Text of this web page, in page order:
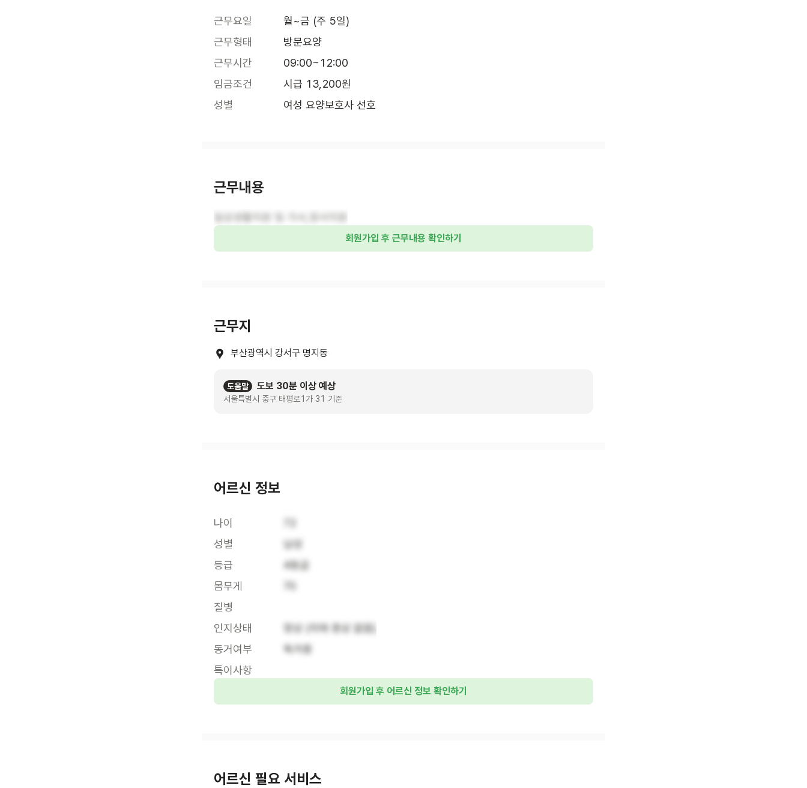
근무요일
월~금 (주 5일)
근무형태
방문요양
근무시간
09:00~12:00
임금조건
시급 13,200원
성별
여성 요양보호사 선호
근무내용
회원가입 후 근무내용 확인하기
근무지
부산광역시 강서구 명지동
도움말 도보 30분 이상 예상
서울특별시 중구 태평로1가 31 기준
어르신 정보
나이
성별
남성
등급
4등급
몸무게
질병
인지상태
정상 (치매 증상 없음)
동거여부
독거중
특이사항
회원가입 후 어르신 정보 확인하기
어르신 필요 서비스